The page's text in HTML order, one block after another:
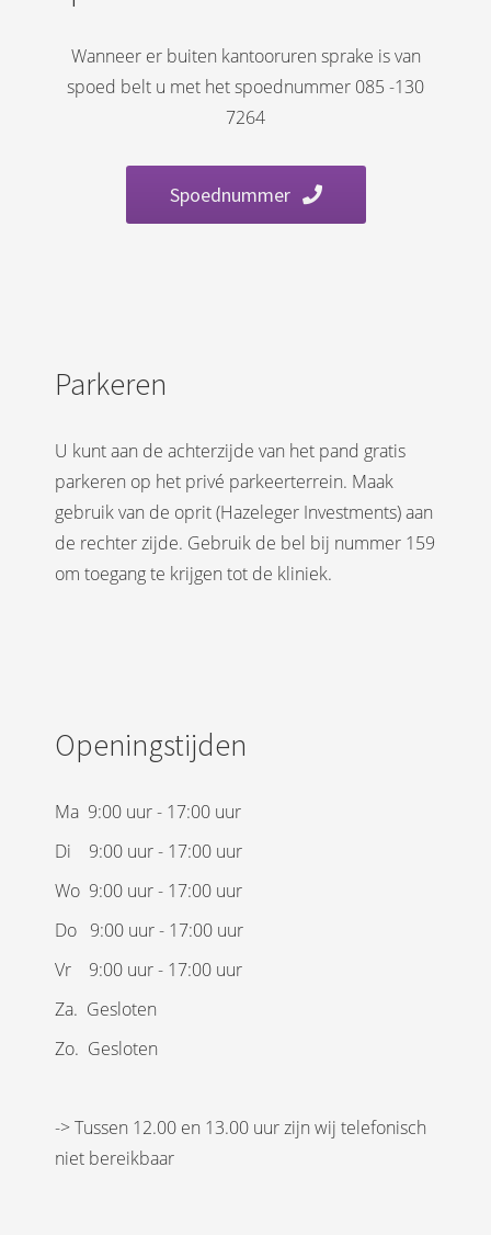
Wanneer er buiten kantooruren sprake is van
spoed belt u met het spoednummer 085 -130
7264
Spoednummer
Parkeren
U kunt aan de achterzijde van het pand gratis
parkeren op het privé parkeerterrein. Maak
gebruik van de oprit (Hazeleger Investments) aan
de rechter zijde. Gebruik de bel bij nummer 159
om toegang te krijgen tot de kliniek.
Openingstijden
Ma 9:00 uur - 17:00 uur
Di 9:00 uur - 17:00 uur
Wo 9:00 uur - 17:00 uur
Do 9:00 uur - 17:00 uur
Vr 9:00 uur - 17:00 uur
Za. Gesloten
Zo. Gesloten
-> Tussen 12.00 en 13.00 uur zijn wij telefonisch
niet bereikbaar